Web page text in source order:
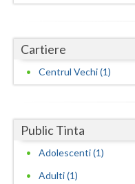
Ialomita
Maramures
Cartiere
Centrul Vechi (1)
Public Tinta
Adolescenti (1)
Adulti (1)